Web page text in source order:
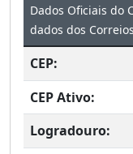
Dados Oficiais do
dados dos
CEP:
CEP Ativo:
Logradouro: